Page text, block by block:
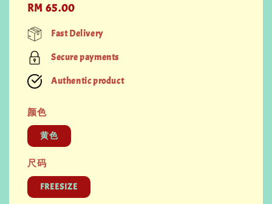
Regular
price
RM 65.00
Fast Delivery
Secure payments
Authentic product
颜色
黄色
尺码
FREESIZE